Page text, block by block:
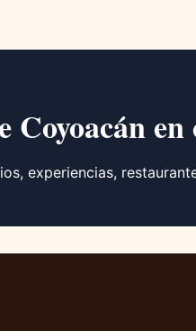
en
experiencias,